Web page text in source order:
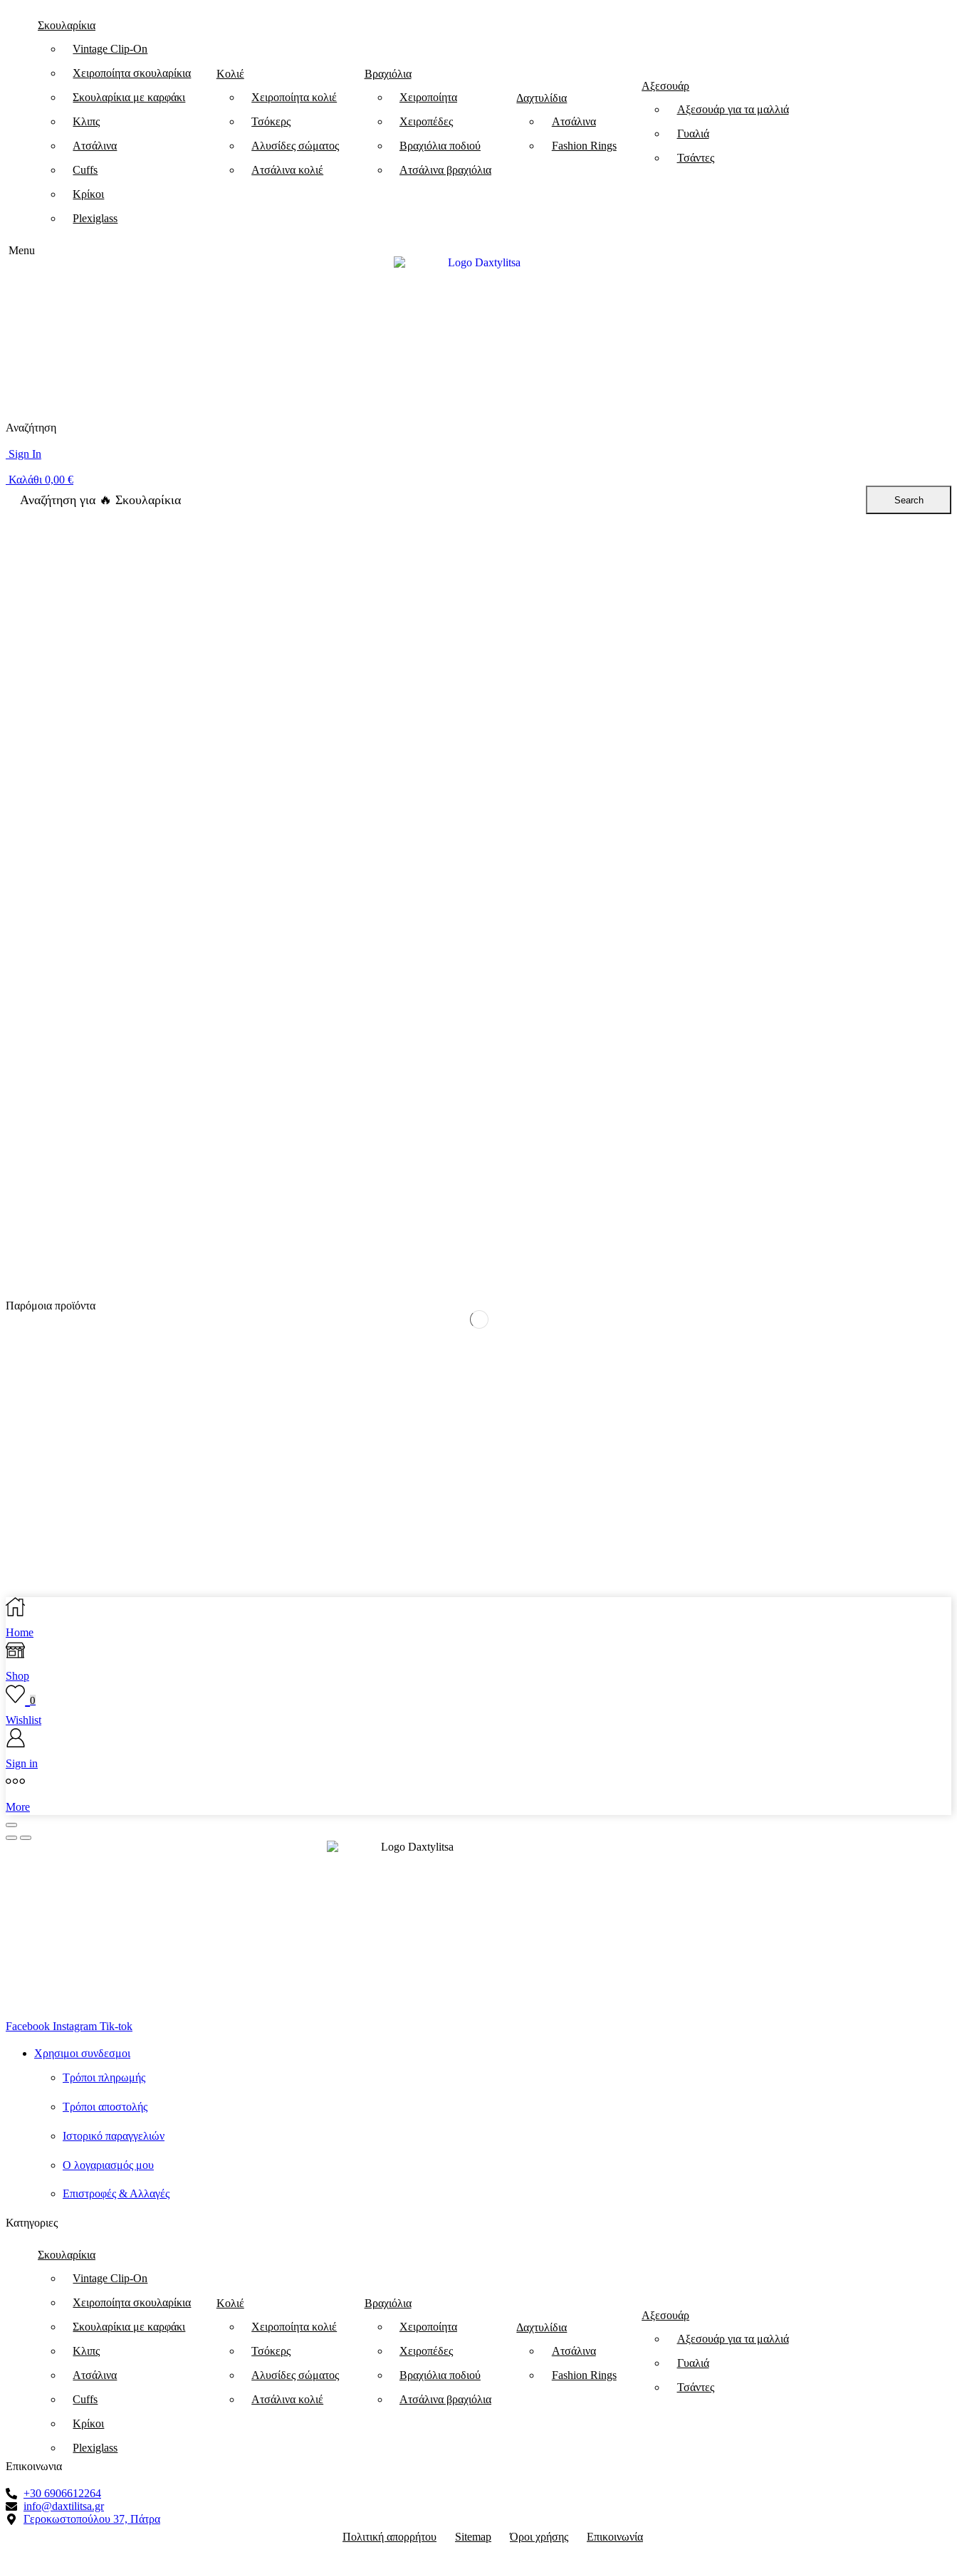
Σκουλαρίκια
Vintage Clip-On
Χειροποίητα σκουλαρίκια
Σκουλαρίκια με καρφάκι
Κλιπς
Ατσάλινα
Cuffs
Κρίκοι
Plexiglass
Κολιέ
Χειροποίητα κολιέ
Τσόκερς
Αλυσίδες σώματος
Ατσάλινα κολιέ
Βραχιόλια
Χειροποίητα
Χειροπέδες
Βραχιόλια ποδιού
Ατσάλινα βραχιόλια
Δαχτυλίδια
Ατσάλινα
Fashion Rings
Αξεσουάρ
Aξεσουάρ για τα μαλλιά
Γυαλιά
Τσάντες
Menu
Αναζήτηση
Sign In
Καλάθι 0,00 €
Αναζήτηση για 🔥 Σκουλαρίκια Search
Παρόμοια προϊόντα
Home
Shop
0
Wishlist
Sign in
More
Facebook Instagram Tik-tok
Χρησιμοι συνδεσμοι
Τρόποι πληρωμής
Τρόποι αποστολής
Ιστορικό παραγγελιών
Ο λογαριασμός μου
Eπιστροφές & Αλλαγές
Κατηγοριες
Σκουλαρίκια
Vintage Clip-On
Χειροποίητα σκουλαρίκια
Σκουλαρίκια με καρφάκι
Κλιπς
Ατσάλινα
Cuffs
Κρίκοι
Plexiglass
Κολιέ
Χειροποίητα κολιέ
Τσόκερς
Αλυσίδες σώματος
Ατσάλινα κολιέ
Βραχιόλια
Χειροποίητα
Χειροπέδες
Βραχιόλια ποδιού
Ατσάλινα βραχιόλια
Δαχτυλίδια
Ατσάλινα
Fashion Rings
Αξεσουάρ
Aξεσουάρ για τα μαλλιά
Γυαλιά
Τσάντες
Επικοινωνια
+30 6906612264
info@daxtilitsa.gr
Γεροκωστοπούλου 37, Πάτρα
Πολιτική απορρήτου
Sitemap Όροι χρήσης Επικοινωνία